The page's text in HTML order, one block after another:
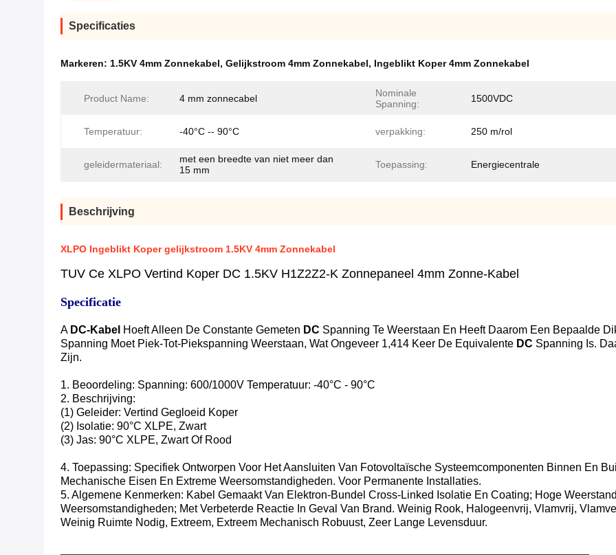
Specificaties
Markeren: 1.5KV 4mm Zonnekabel, Gelijkstroom 4mm Zonnekabel, Ingeblikt Koper 4mm Zonnekabel
Product Name: 4 mm zonnecabel
Nominale
Spanning:
1500VDC
Temperatuur: -40°C -- 90°C verpakking: 250 m/rol
geleidermateriaal:
met een breedte van niet meer dan
15 mm
Toepassing: Energiecentrale
Beschrijving
XLPO Ingeblikt Koper gelijkstroom 1.5KV 4mm Zonnekabel
TUV Ce XLPO Vertind Koper DC 1.5KV H1Z2Z2-K Zonnepaneel 4mm Zonne-Kabel
Specificatie
A DC-Kabel Hoeft Alleen De Constante Gemeten DC Spanning Te Weerstaan En Heeft Daarom Een Bepaalde
Spanning Moet Piek-Tot-Piekspanning Weerstaan, Wat Ongeveer 1,414 Keer De Equivalente DC Spanning Is.
Zijn.
1. Beoordeling: Spanning: 600/1000V Temperatuur: -40°C - 90°C
2. Beschrijving:
(1) Geleider: Vertind Gegloeid Koper
(2) Isolatie: 90°C XLPE, Zwart
(3) Jas: 90°C XLPE, Zwart Of Rood
4. Toepassing: Specifiek Ontworpen Voor Het Aansluiten Van Fotovoltaïsche Systeemcomponenten Binnen En
Mechanische Eisen En Extreme Weersomstandigheden. Voor Permanente Installaties.
5. Algemene Kenmerken: Kabel Gemaakt Van Elektron-Bundel Cross-Linked Isolatie En Coating; Hoge
Weersomstandigheden; Met Verbeterde Reactie In Geval Van Brand. Weinig Rook, Halogeenvrij, Vlamvrij,
Weinig Ruimte Nodig, Extreem, Extreem Mechanisch Robuust, Zeer Lange Levensduur.